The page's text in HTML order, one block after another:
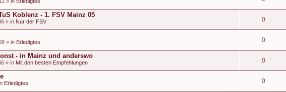
Koblenz - 1. FSV Mainz 05
» in Nur der FSV 0
» in Erledigtes 0
- in Mainz und anderswo
» in Mit den besten Empfehlungen 0
Erledigtes 0